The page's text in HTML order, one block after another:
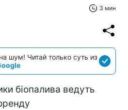
3 мин
шум! Читай только суть из
біопалива ведуть